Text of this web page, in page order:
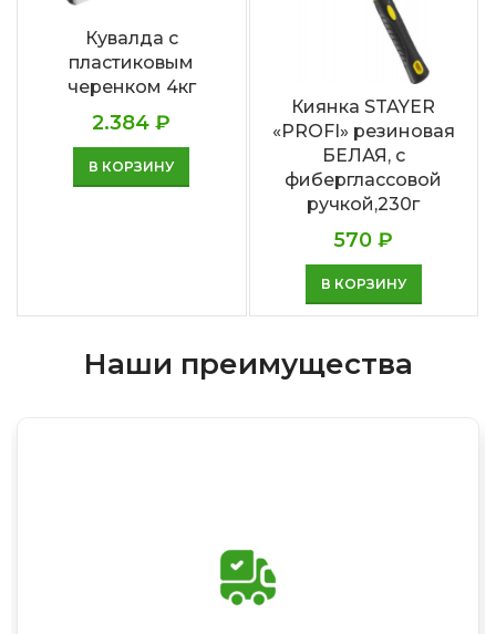
Кувалда с
пластиковым
черенком 4кг
2.384₽
В КОРЗИНУ
Киянка STAYER
«PROFI» резиновая
БЕЛАЯ, с
фиберглассовой
ручкой,230г
570₽
В КОРЗИНУ
Наши преимущества